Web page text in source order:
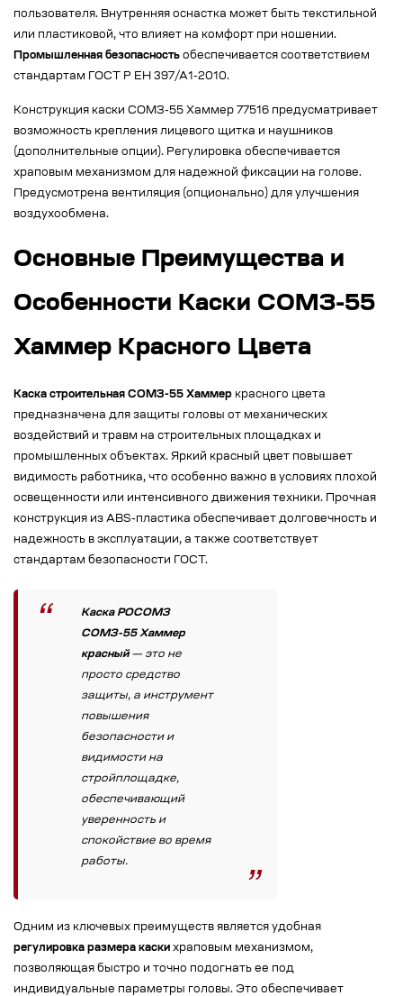
пользователя. Внутренняя оснастка может быть текстильной
или пластиковой, что влияет на комфорт при ношении.
Промышленная безопасность обеспечивается соответствием
стандартам ГОСТ Р ЕН 397/А1-2010.
Конструкция каски СОМЗ-55 Хаммер 77516 предусматривает
возможность крепления лицевого щитка и наушников
(дополнительные опции). Регулировка обеспечивается
храповым механизмом для надежной фиксации на голове.
Предусмотрена вентиляция (опционально) для улучшения
воздухообмена.
Основные Преимущества и
Особенности Каски СОМЗ-55
Хаммер Красного Цвета
Каска строительная СОМЗ-55 Хаммер красного цвета
предназначена для защиты головы от механических
воздействий и травм на строительных площадках и
промышленных объектах. Яркий красный цвет повышает
видимость работника, что особенно важно в условиях плохой
освещенности или интенсивного движения техники. Прочная
конструкция из ABS-пластика обеспечивает долговечность и
надежность в эксплуатации, а также соответствует
стандартам безопасности ГОСТ.
Каска РОСОМЗ
СОМЗ-55 Хаммер
красный— это не
просто средство
защиты, а инструмент
повышения
безопасности и
видимости на
стройплощадке,
обеспечивающий
уверенность и
спокойствие во время
работы.
Одним из ключевых преимуществ является удобная
регулировка размера каски храповым механизмом,
позволяющая быстро и точно подогнать ее под
индивидуальные параметры головы. Это обеспечивает